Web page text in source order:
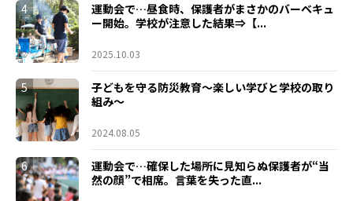
4
運動会で…昼食時、保護者がまさかのバーベキュ
ー開始。学校が注意した結果⇒【...
2025.10.03
5
子どもを守る防災教育～楽しい学びと学校の取り
組み～
2024.08.05
6
運動会で…確保した場所に見知らぬ保護者が“当
然の顔”で相席。言葉を失った直...